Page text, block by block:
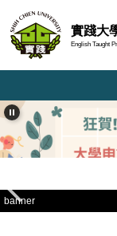
到
主
要
容
實踐大
English Taught
banner